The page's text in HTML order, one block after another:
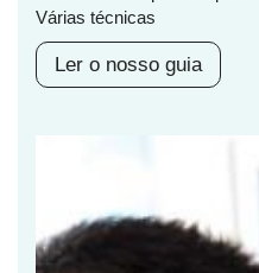
Várias técnicas
Ler o nosso guia